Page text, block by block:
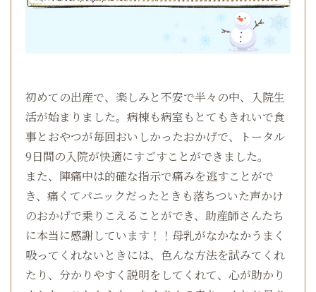
初めての出産で、楽しみと不安で半々の中、入院生
活が始まりました。病棟も病室もとてもきれいで食
事とおやつが毎回おいしかったおかげで、トータル
9日間の入院が快適にすごすことができました。
また、陣痛中は的確な指示で痛みを逃すことがで
き、痛くてパニックだったときも落ちついた声かけ
のおかげで乗りこえることができ、助産師さんたち
に本当に感謝しています！！母乳がなかなかうまく
吸ってくれないときには、色んな方法を試みてくれ
たり、分かりやすく説明をしてくれて、心が助かり